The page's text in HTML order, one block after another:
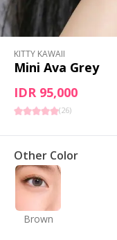
KITTY KAWAII
Mini Ava Grey
(26)
IDR 95,000
Other Color
Brown